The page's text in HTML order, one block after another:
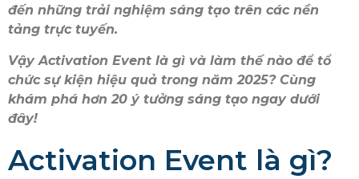
đến những trải nghiệm sáng tạo trên các nền
tảng trực tuyến.
Vậy Activation Event là gì và làm thế nào để tổ
chức sự kiện hiệu quả trong năm 2025? Cùng
khám phá hơn 20 ý tưởng sáng tạo ngay dưới
đây!
Activation Event là gì?